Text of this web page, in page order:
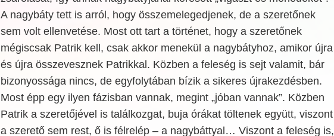
A nagybáty tett is arról, hogy összemelegedjenek, de a szeretőnek
sem volt ellenvetése. Most ott tart a történet, hogy a szeretőnek
mégiscsak Patrik kell, csak akkor menekül a nagybátyhoz, amikor újra
és újra összevesznek Patrikkal. Közben a feleség is sejt valamit, bár
bizonyossága nincs, de egyfolytában bízik a sikeres újrakezdésben.
Most épp egy ilyen fázisban vannak, megint „jóban vannak”. Közben
Patrik a szeretőjével is találkozgat, buja órákat töltenek együtt, viszont
a szerető sem rest, ő is félrelép – a nagybáttyal… Viszont a feleség is,